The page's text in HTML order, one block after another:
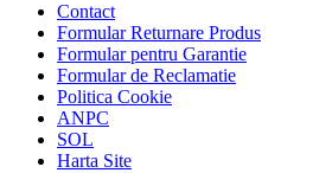
Contact
Formular Returnare Produs
Formular pentru Garantie
Formular de Reclamatie
Politica Cookie
ANPC
SOL
Harta Site